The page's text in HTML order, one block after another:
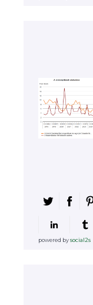
powered bysocial2s